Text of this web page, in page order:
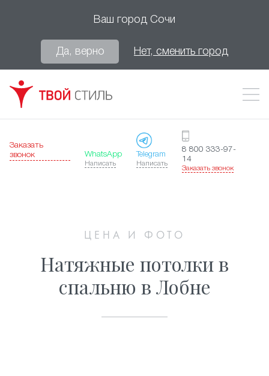
Ваш город Сочи
Да, верно Нет, сменить город
Заказать
звонок
WhatsApp
Написать
Telegram
Написать
8 800 333-97-
14
Заказать звонок
ЦЕНА И ФОТО
Натяжные потолки в
спальню в Лобне